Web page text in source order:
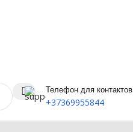
Телефон для контактов
+37369955844